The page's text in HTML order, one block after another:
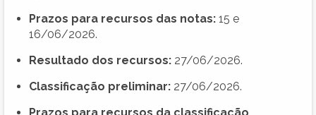
Prazos para recursos das notas: 15 e
16/06/2026.
Resultado dos recursos: 27/06/2026.
Classificação preliminar: 27/06/2026.
Prazos para recursos da classificação